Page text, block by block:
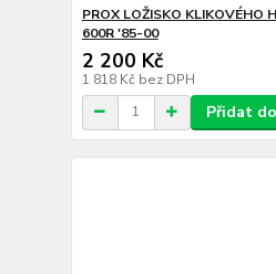
PROX LOŽISKO KLIKOVÉHO
600R '85-00
2 200 Kč
1 818 Kč bez DPH
Přidat